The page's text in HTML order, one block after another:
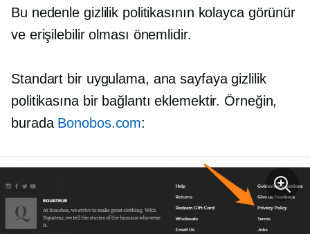
Bu nedenle gizlilik politikasının kolayca görünür
ve erişilebilir olması önemlidir.
Standart bir uygulama, ana sayfaya gizlilik
politikasına bir bağlantı eklemektir. Örneğin,
burada Bonobos.com: